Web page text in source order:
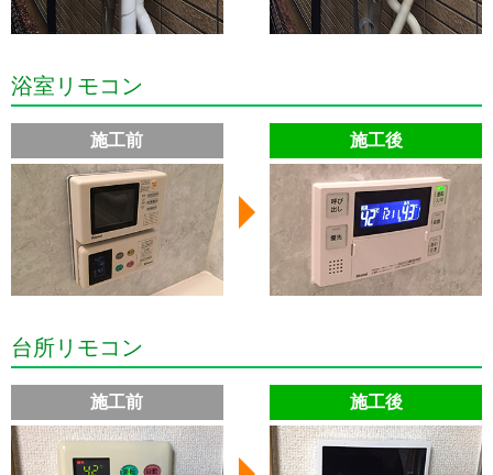
浴室リモコン
施工前 施工後
台所リモコン
施工前 施工後